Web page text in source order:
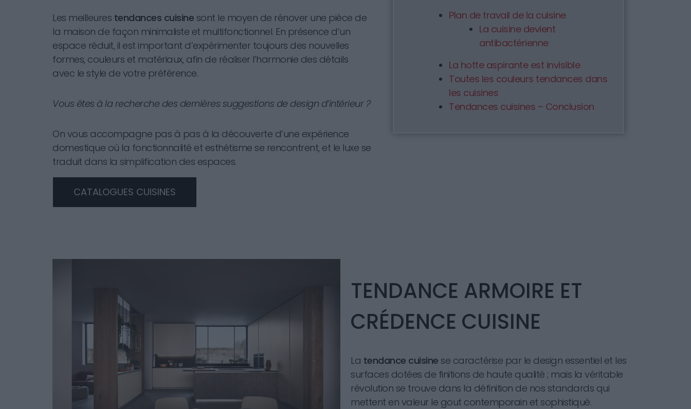
Les meilleures tendances cuisine sont le moyen de rénover une pièce de
la maison de façon minimaliste et multifonctionnel. En présence d’un
espace réduit, il est important d’expérimenter toujours des nouvelles
formes, couleurs et matériaux, afin de réaliser l’harmonie des détails
avec le style de votre préférence.
Vous êtes à la recherche des dernières suggestions de design d’intérieur ?
On vous accompagne pas à pas à la découverte d’une expérience
domestique où la fonctionnalité et esthétisme se rencontrent, et le luxe se
traduit dans la simplification des espaces.
CATALOGUES CUISINES
Plan de travail de la cuisine
La cuisine devient
antibactérienne
La hotte aspirante est invisible
Toutes les couleurs tendances dans
les cuisines
Tendances cuisines – Conclusion
TENDANCE ARMOIRE ET
CRÉDENCE CUISINE
La tendance cuisine se caractérise par le design essentiel et les
surfaces dotées de finitions de haute qualité ; mais la véritable
révolution se trouve dans la définition de nos standards qui
mettent en valeur le gout contemporain et sophistiqué.